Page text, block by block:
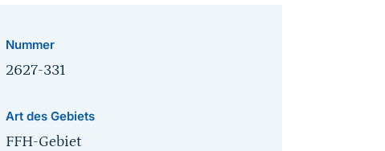
Nummer
2627-331
Art des Gebiets
FFH-Gebiet